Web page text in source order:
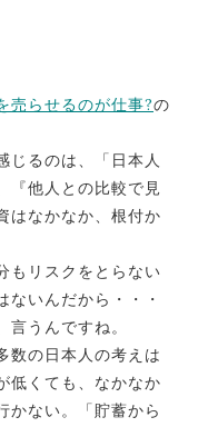
売らせるのが仕事?の
じるのは、「日本人
『他人との比較で見
はなかなか、根付か
もリスクをとらない
ないんだから・・・
うんですね。
数の日本人の考えは
低くても、なかなか
かない。「貯蓄から